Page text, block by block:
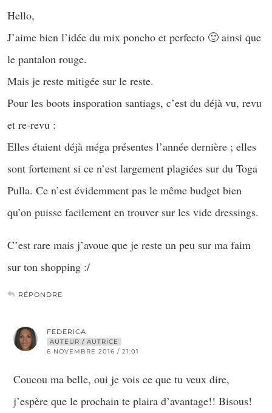
Hello,
J’aime bien l’idée du mix poncho et perfecto 🙂 ainsi que
le pantalon rouge.
Mais je reste mitigée sur le reste.
Pour les boots insporation santiags, c’est du déjà vu, revu
et re-revu :
Elles étaient déjà méga présentes l’année dernière ; elles
sont fortement si ce n’est largement plagiées sur du Toga
Pulla. Ce n’est évidemment pas le même budget bien
qu’on puisse facilement en trouver sur les vide dressings.
C’est rare mais j’avoue que je reste un peu sur ma faim
sur ton shopping :/
RÉPONDRE
FEDERICA
AUTEUR / AUTRICE
6 NOVEMBRE 2016 / 21:01
Coucou ma belle, oui je vois ce que tu veux dire,
j’espère que le prochain te plaira d’avantage!! Bisous!